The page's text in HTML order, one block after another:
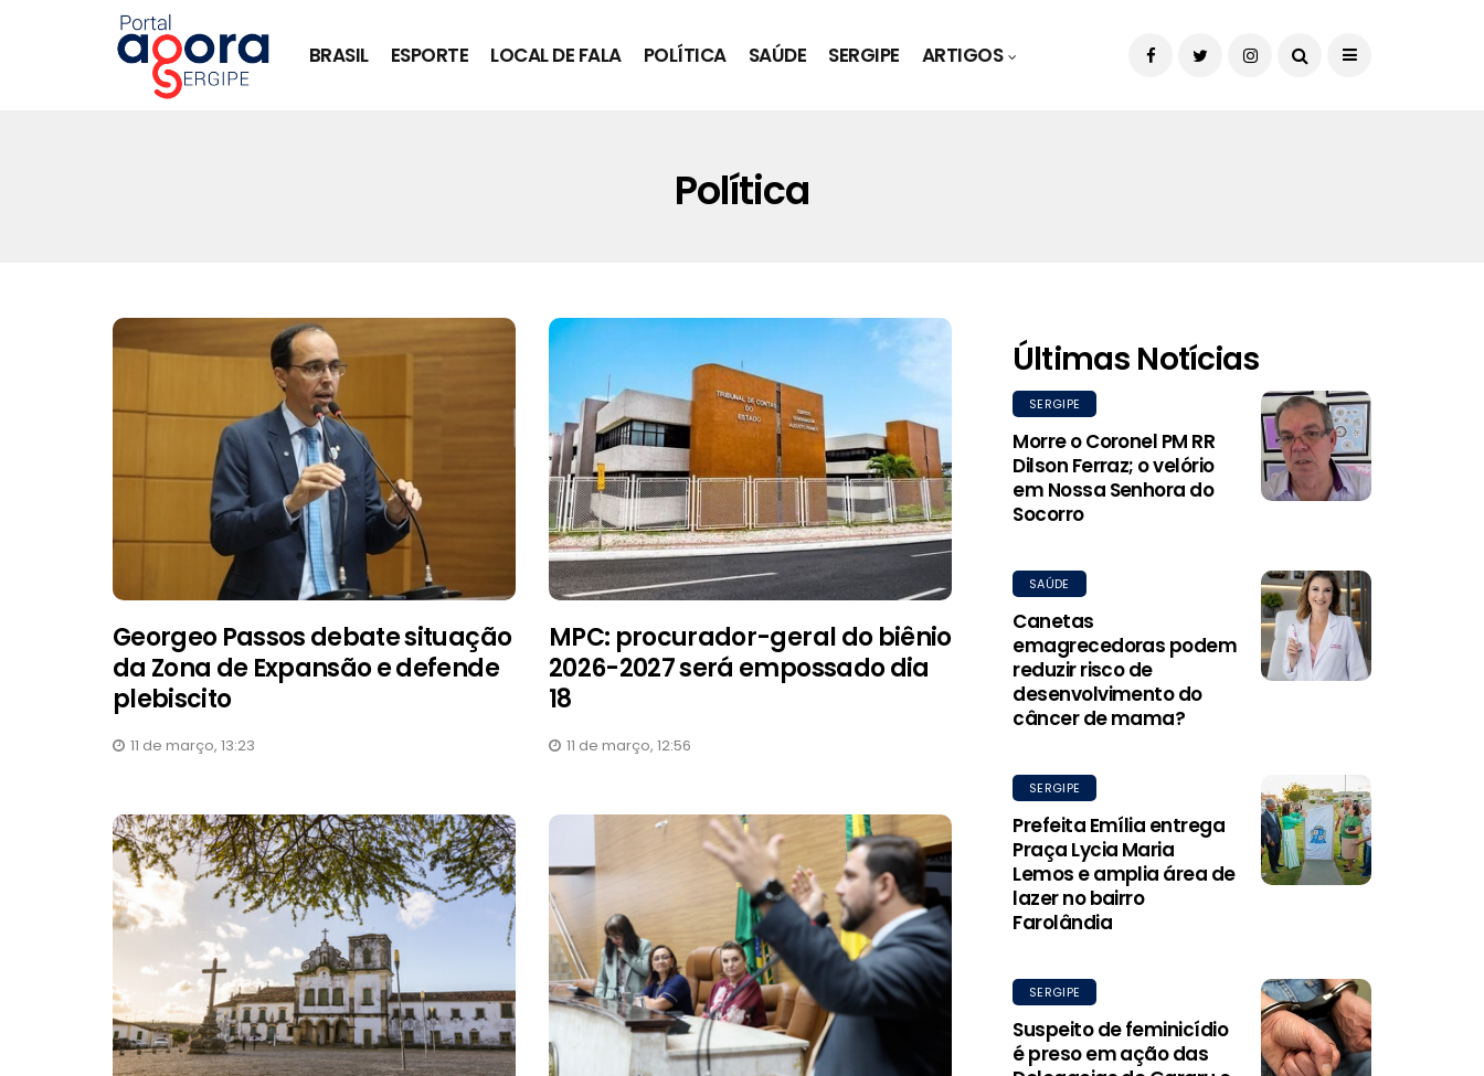
BRASIL ESPORTE LOCAL DE FALA POLÍTICA SAÚDE SERGIPE ARTIGOS
Política
Georgeo Passos debate situação
da Zona de Expansão e defende
plebiscito
11 de março, 13:23
MPC: procurador-geral do biênio
2026-2027 será empossado dia
18
11 de março, 12:56
Últimas Notícias
SERGIPE
Morre o Coronel PM RR
Dilson Ferraz; o velório
em Nossa Senhora do
Socorro
SAÚDE
Canetas
emagrecedoras podem
reduzir risco de
desenvolvimento do
câncer de mama?
SERGIPE
Prefeita Emília entrega
Praça Lycia Maria
Lemos e amplia área de
lazer no bairro
Farolândia
SERGIPE
Suspeito de feminicídio
é preso em ação das